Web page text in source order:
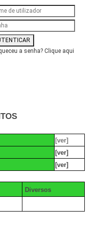
a senha? Clique aqui
[ver]
[ver]
[ver]
Diversos